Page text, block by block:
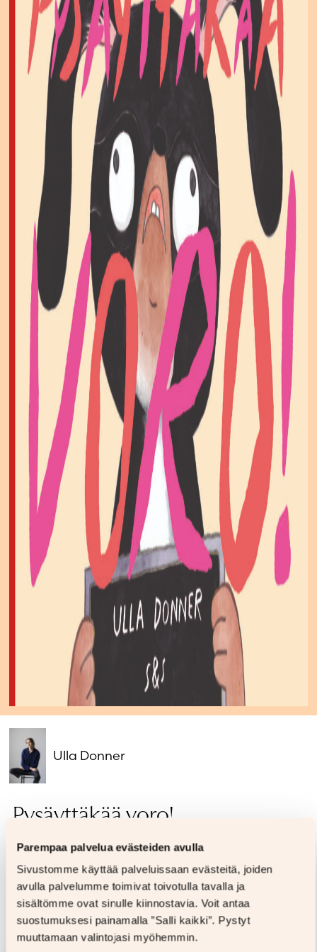
Parempaa palvelua evästeiden avulla
Sivustomme käyttää palveluissaan evästeitä, joiden
avulla palvelumme toimivat toivotulla tavalla ja
sisältömme ovat sinulle kiinnostavia. Voit antaa
suostumuksesi painamalla ”Salli kaikki”. Pystyt
muuttamaan valintojasi myöhemmin.
Salasana unohtunut?
Eikö sinulla ole tiliä?
Luo uusi tili
Ulla Donner
Pysäyttäkää voro!
28,00€
Alin hinta 30 päivään: 28,00 €
Formaatti
KovakantinenKovakantinen